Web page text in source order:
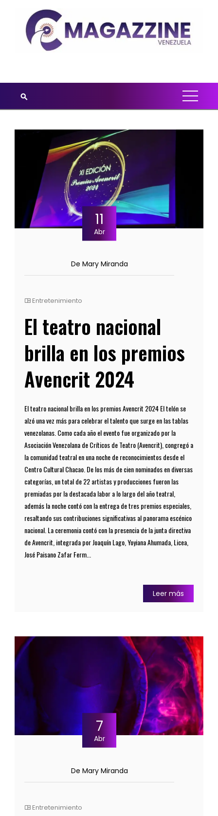
11
Abr
De Mary Miranda
Entretenimiento
El teatro nacional
brilla en los premios
Avencrit 2024
El teatro nacional brilla en los premios Avencrit 2024 El telón se
alzó una vez más para celebrar el talento que surge en las tablas
venezolanas. Como cada año el evento fue organizado por la
Asociación Venezolana de Críticos de Teatro (Avencrit), congregó a
la comunidad teatral en una noche de reconocimientos desde el
Centro Cultural Chacao. De los más de cien nominados en diversas
categorías, un total de 22 artistas y producciones fueron las
premiadas por la destacada labor a lo largo del año teatral,
además la noche contó con la entrega de tres premios especiales,
resaltando sus contribuciones significativas al panorama escénico
nacional. La ceremonia contó con la presencia de la junta directiva
de Avencrit, integrada por Joaquín Lago, Yoyiana Ahumada, Licea,
José Paisano Zafar Ferm...
Leer más
7
Abr
De Mary Miranda
Entretenimiento